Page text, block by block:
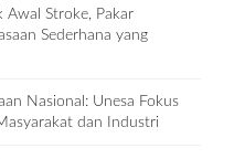
Awal Stroke, Pakar
Sederhana yang
Nasional: Unesa Fokus
dan Industri